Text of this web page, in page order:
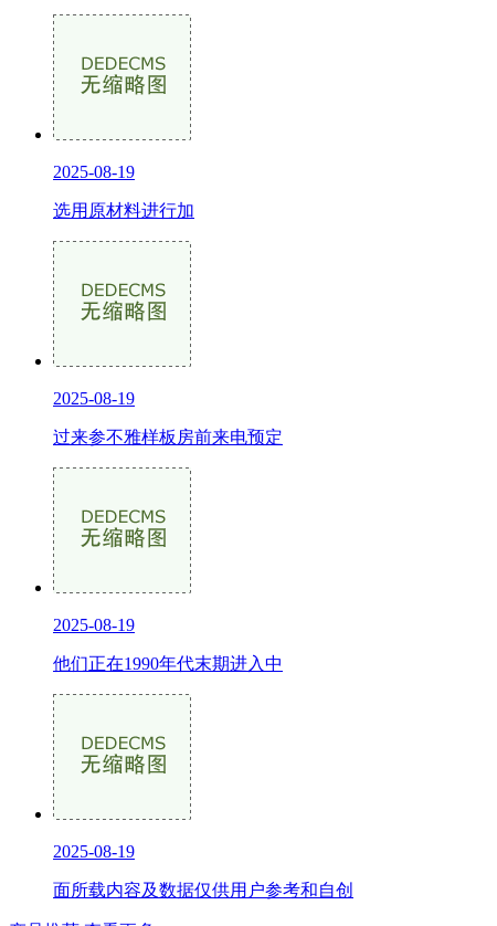
2025-08-19
选用原材料进行加
2025-08-19
过来参不雅样板房前来电预定
2025-08-19
他们正在1990年代末期进入中
2025-08-19
面所载内容及数据仅供用户参考和自创